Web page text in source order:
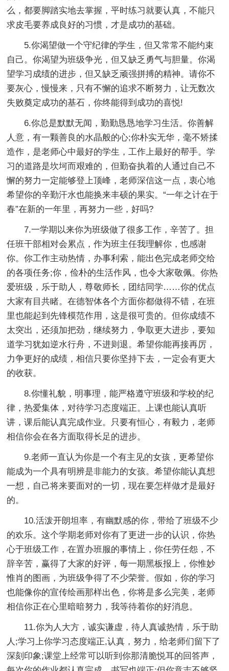
么，都要脚踏实地去掌握，平时练习就要认真，不能只
求皮毛要养成良好的习惯，才是成功的基础。
5.你渴望做一个守纪律的学生，但又常常不能约束
自己。你渴望为班级争光，但又缺乏勇气与胆量。你渴
望学习成绩的进步，但又缺乏顽强拼搏的精神。请你不
要灰心，慢慢来，只有不懈的追求不断努力，让无数次
失败奠定成功的基石，你终能得到成功的喜悦!
6.你总是默默无闻，勤勤恳恳地学习生活。你善解
人意，有一颗善良的水晶般的心;你朴实无华，毫不矫揉
造作，是老师心中最好的学生，工作上最好的帮手。学
习的道路是坎坷而艰难的，但勤奋执着的人通过自己不
懈的努力一定能够登上顶峰，老师深信这一点，衷心地
希望你的辛勤汗水也能换来丰硕的果实。“一年之计在于
春”在新的一年里，再努力一些，好吗?
7.一学期以来你为班级做了很多工作，辛苦了。担
任班干部相对会累点，作为班主任我理解你，也感谢
你。你工作主动热情，办事利索，能出色完成老师交给
的各项任务;你，俭朴的生活作风，也令大家敬佩。你热
爱班级，乐于助人，尊敬师长，团结同学……你的优点
大家有目共睹。在德智体各个方面你都做得不错，在班
里也能起到先锋模范作用，这是很可贵的。但你成绩不
太突出，还须加把劲，继续努力，争取更大进步，要知
道学习犹如逆水行舟，不进则退。希望你能再接再厉，
力争更好的成绩，相信只要你坚持下去，一定会有更大
的收获。
8.你懂礼貌，明事理，能严格遵守班级和学校的纪
律，热爱集体，对待学习态度端正。上课也能认真听
讲，课后能认真完成作业。只要有恒心，有毅力，老师
相信你会在各方面取得长足的进步。
9.老师一直认为你是一个有主见的女孩，更希望你
能成为一个具有明辨是非能力的女孩。希望你能认真想
一想，自己将来要面对的一切，现在要怎样做才是最好
的。
10.活泼开朗坦率，有幽默感的你，带给了班级不少
的欢乐。这个学期老师对你有了更进一步的认识，你热
心于班级工作，在置办班服的事情上，你任劳任怨，不
辞辛苦，赢得了大家的好评，每一期黑板报上，你惟妙
惟肖的图画，为班级争得了不少荣誉。假如，你的学习
也能像你的宣传绘画那样出色，你将是多么完美，老师
相信你正在心里暗暗努力，我等待着你的好消息。
11.你为人大方，诚实谦虚，待人真诚热情，乐于助
人;学习上你学习态度端正,认真，努力，给老师们留下了
深刻印象;课堂上经常可以听到你那清脆悦耳的回答声，